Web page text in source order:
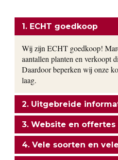
1. ECHT goedkoop
Wij zijn ECHT goedkoop!
aantallen planten en verkoopt
Daardoor beperken wij onze
laag.
2. Uitgebreide
3. Website en offertes
4. Vele soorten en